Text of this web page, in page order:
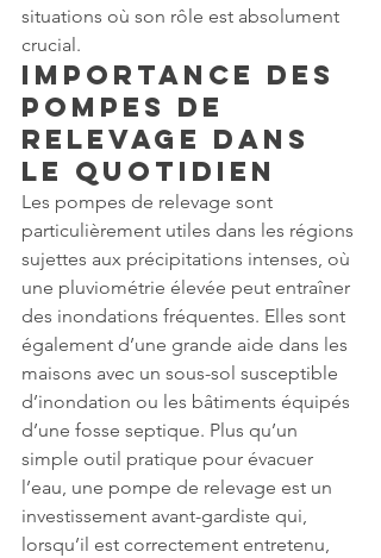
situations où son rôle est absolument
crucial.
Importance des
Pompes de
Relevage dans
le Quotidien
Les pompes de relevage sont
particulièrement utiles dans les régions
sujettes aux précipitations intenses, où
une pluviométrie élevée peut entraîner
des inondations fréquentes. Elles sont
également d’une grande aide dans les
maisons avec un sous-sol susceptible
d’inondation ou les bâtiments équipés
d’une fosse septique. Plus qu’un
simple outil pratique pour évacuer
l’eau, une pompe de relevage est un
investissement avant-gardiste qui,
lorsqu’il est correctement entretenu,